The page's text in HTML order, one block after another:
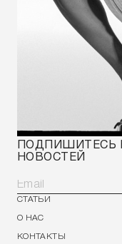
ПОДПИШИТЕСЬ
НОВОСТЕЙ
СТАТЬИ
О НАС
КОНТАКТЫ